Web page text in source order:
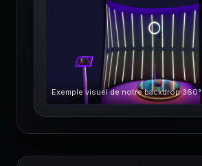
Exemple visuel de notre backdrop 360°